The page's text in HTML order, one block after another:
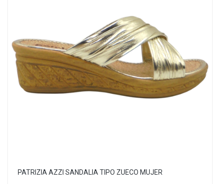
PATRIZIA AZZI SANDALIA TIPO ZUECO MUJER